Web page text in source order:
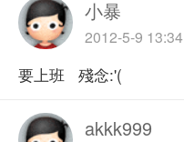
小暴
2012-5-9 13:34
要上班 殘念:'(
akkk999